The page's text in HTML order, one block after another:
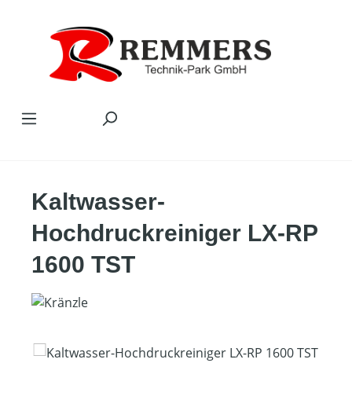
Kaltwasser-
Hochdruckreiniger LX-RP
1600 TST
Bildergalerie überspringen